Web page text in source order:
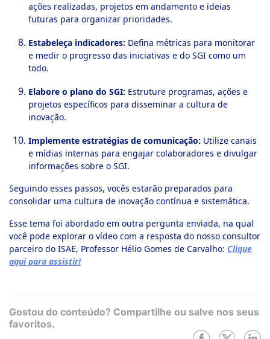
ações realizadas, projetos em andamento e ideias
futuras para organizar prioridades.
Estabeleça indicadores: Defina métricas para monitorar
e medir o progresso das iniciativas e do SGI como um
todo.
Elabore o plano do SGI: Estruture programas, ações e
projetos específicos para disseminar a cultura de
inovação.
Implemente estratégias de comunicação: Utilize canais
e mídias internas para engajar colaboradores e divulgar
informações sobre o SGI.
Seguindo esses passos, vocês estarão preparados para
consolidar uma cultura de inovação contínua e sistemática.
Esse tema foi abordado em outra pergunta enviada, na qual
você pode explorar o vídeo com a resposta do nosso consultor
parceiro do ISAE, Professor Hélio Gomes de Carvalho: Clique
aqui para assistir!
Gostou do conteúdo? Compartilhe ou salve nos seus
favoritos.